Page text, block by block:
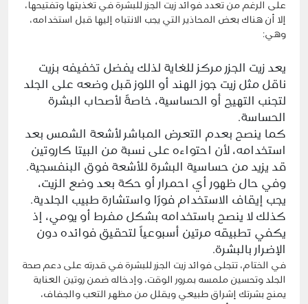
على الرغم من تعدد فوائد زيت الجزر للبشرة في تغذيتها وتفتيحها،
إلا أن هناك بعض المحاذير التي يجب الانتباه إليها قبل استخدامه،
وهي:
يعد زيت الجزر مركز للغاية لذلك يفضل تخفيفه بزيت
ناقل مثل زيت جوز الهند أو اللوز قبل وضعه على الجلد
لتجنب التهيج أو الحساسية، خاصةً لأصحاب البشرة
الحساسة.
كما ينصح بعدم التعرض المباشر لأشعة الشمس بعد
استخدامه، لأن احتواءه على نسبة من البيتا كاروتين
قد يزيد من حساسية البشرة للأشعة فوق البنفسجية.
وفي حال ظهور أي احمرار أو حكة بعد وضع الزيت،
يجب إيقاف الاستخدام فورًا واستشارة طبيب الجلدية.
كذلك لا ينصح باستخدامه بشكل مفرط أو يومي، إذ
يكفي تطبيقه مرتين أسبوعياً لتحقيق فوائده دون
الإضرار بالبشرة.
في الختام، تتجلى فوائد زيت الجزر للبشرة في قدرته على دعم صحة
الجلد وتحسين ملمسه بمرور الوقت، وإدخاله ضمن روتين العناية
يمنح بشرتك إشراق طبيعي ويقلل من مظهر التعب والجفاف،